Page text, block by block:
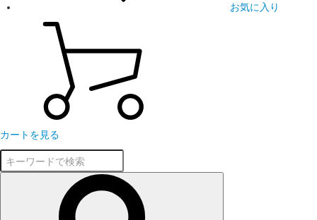
お気に入り
カートを見る